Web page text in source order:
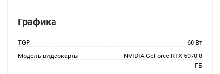
Графика
TGP
60 Вт
Модель видеокарты
NVIDIA GeForce RTX 5070 8
ГБ